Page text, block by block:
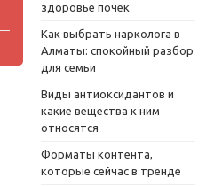
здоровье почек
Как выбрать нарколога в
Алматы: спокойный разбор
для семьи
Виды антиоксидантов и
какие вещества к ним
относятся
Форматы контента,
которые сейчас в тренде